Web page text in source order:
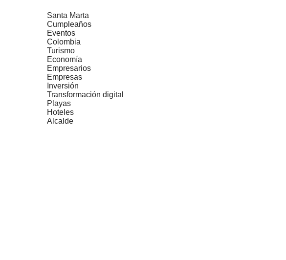
Santa Marta
Cumpleaños
Eventos
Colombia
Turismo
Economía
Empresarios
Empresas
Inversión
Transformación digital
Playas
Hoteles
Alcalde